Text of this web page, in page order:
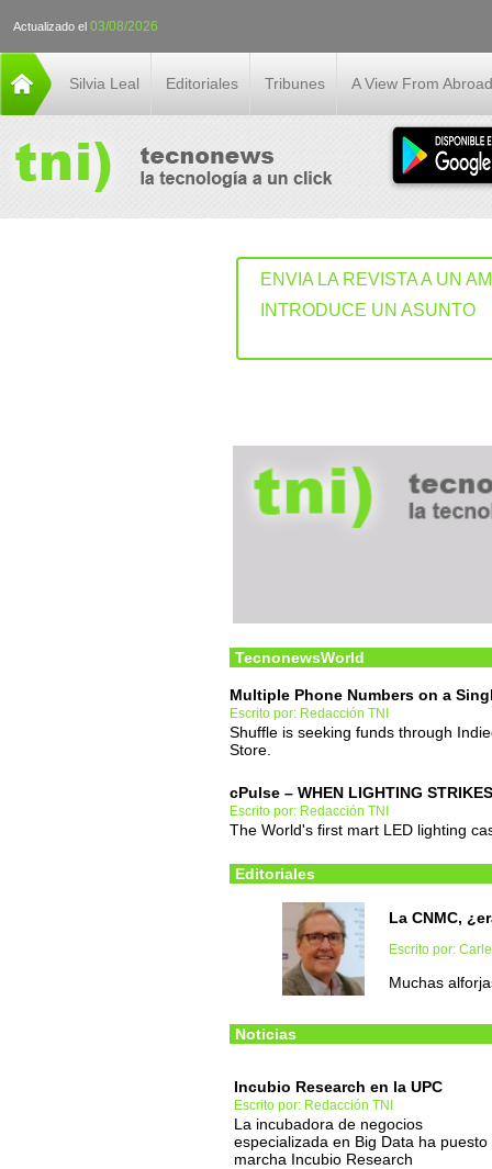
Actualizado el 03/08/2026
Silvia Leal Editoriales Tribunes A View From Abroad
ENVIA LA REVISTA A UN
INTRODUCE UN ASUNTO
TecnonewsWorld
Multiple Phone Numbers on a
Escrito por: Redacción TNI
Shuffle is seeking funds through
Store.
cPulse – WHEN LIGHTING STRIKES
Escrito por: Redacción TNI
The World's first mart LED lighting
Editoriales
La CNMC,
Escrito por:
Muchas
Noticias
Incubio Research en la UPC
Escrito por: Redacción TNI
La incubadora de negocios
especializada en Big Data ha puesto
marcha Incubio Research